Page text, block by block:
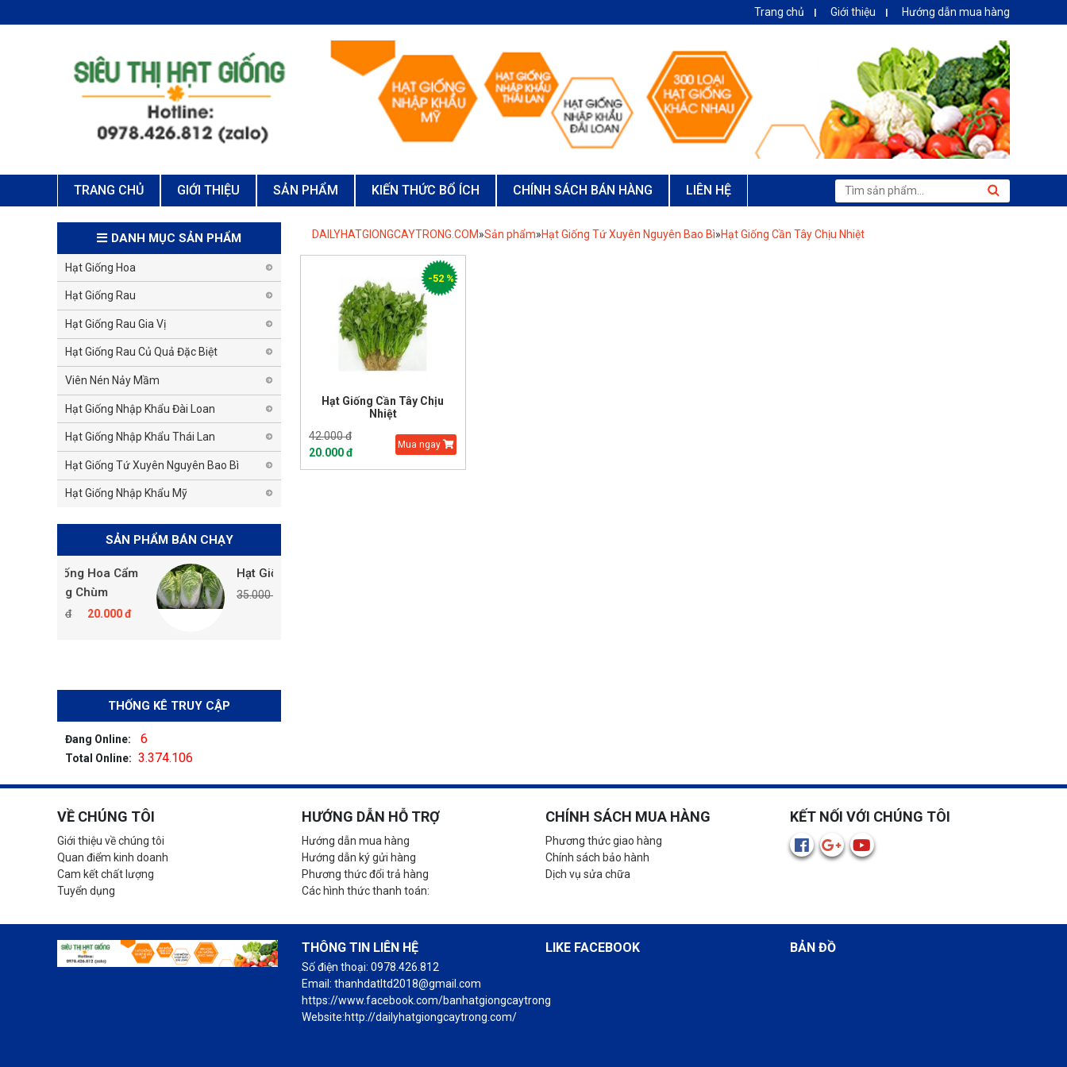
Trang chủ Giới thiệu Hướng dẫn mua hàng
TRANG CHỦ GIỚI THIỆU SẢN PHẨM KIẾN THỨC BỔ ÍCH CHÍNH SÁCH BÁN HÀNG LIÊN HỆ
DAILYHATGIONGCAYTRONG.COM»Sản phẩm»Hạt Giống Tứ Xuyên Nguyên Bao Bì»Hạt Giống Cần Tây Chịu Nhiệt
Hạt Giống Cần Tây Chịu
Nhiệt
42.000 đ
20.000 đ
Mua ngay
-52 %
DANH MỤC SẢN PHẨM
Hạt Giống Hoa
Hạt Giống Rau
Hạt Giống Rau Gia Vị
Hạt Giống Rau Củ Quả Đặc Biệt
Viên Nén Nảy Mầm
Hạt Giống Nhập Khẩu Đài Loan
Hạt Giống Nhập Khẩu Thái Lan
Hạt Giống Tứ Xuyên Nguyên Bao Bì
Hạt Giống Nhập Khẩu Mỹ
SẢN PHẨM BÁN CHẠY
Giống Hoa Cẩm
Chùm
20.000 đ
Hạt Giống Cải Thảo
35.000 đ 20.000 đ
THỐNG KÊ TRUY CẬP
Đang Online: 6
Total Online: 3.374.106
VỀ CHÚNG TÔI
Giới thiệu về chúng tôi
Quan điểm kinh doanh
Cam kết chất lượng
Tuyển dụng
HƯỚNG DẪN HỖ TRỢ
Hướng dẫn mua hàng
Hướng dẫn ký gửi hàng
Phương thức đổi trả hàng
Các hình thức thanh toán:
CHÍNH SÁCH MUA HÀNG
Phương thức giao hàng
Chính sách bảo hành
Dịch vụ sửa chữa
KẾT NỐI VỚI CHÚNG TÔI
THÔNG TIN LIÊN HỆ
Số điện thoại: 0978.426.812
Email: thanhdatltd2018@gmail.com
https://www.facebook.com/banhatgiongcaytrong
Website:http://dailyhatgiongcaytrong.com/
LIKE FACEBOOK BẢN ĐỒ